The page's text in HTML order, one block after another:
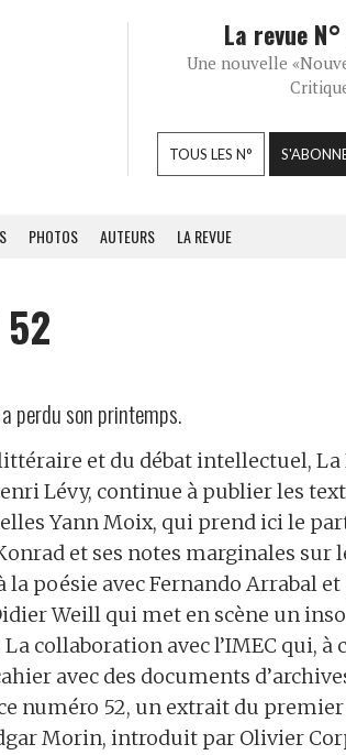
La revue
Une nouvelle
TOUS LES N°
PHOTOS AUTEURS LA REVUE
perdu son printemps.
et du débat intellectuel, La
Lévy, continue à publier les
Yann Moix, qui prend ici le
et ses notes marginales sur
poésie avec Fernando Arrabal
Weill qui met en scène un
collaboration avec l’IMEC qui, à
avec des documents
numéro 52, un extrait du
Morin, introduit par Olivier